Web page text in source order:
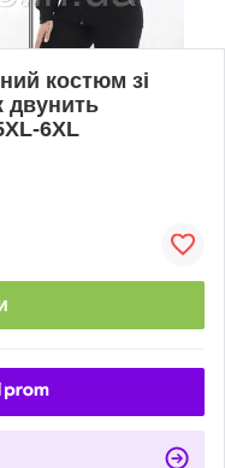
костюм зі
двунить
6XL